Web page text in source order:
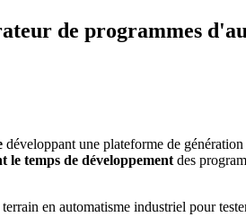
de programmes
développant une plateforme de
le temps de développementdes
en automatisme industriel pour